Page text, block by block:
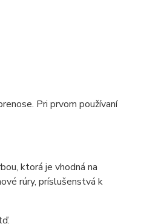
Pri prvom používaní
ktorá je vhodná na
rúry, príslušenstvá k